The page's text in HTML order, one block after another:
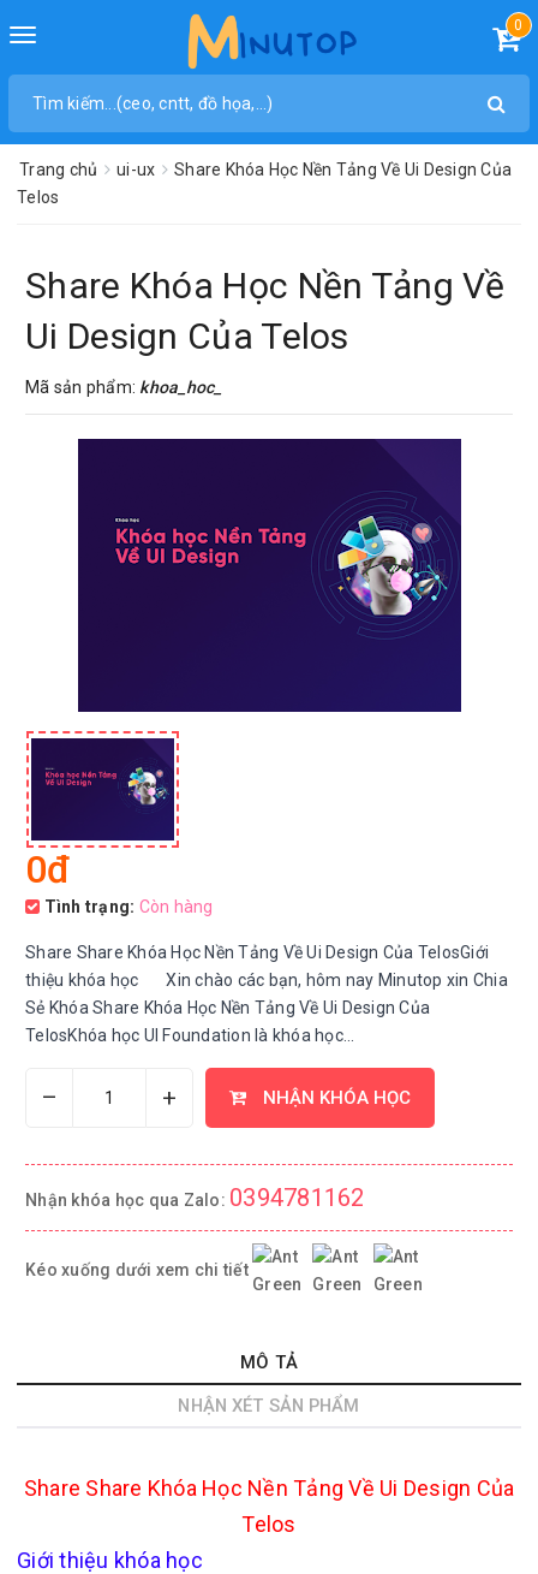
Toggle
0
Trang chủ ui-ux
Share Khóa Học Nền Tảng Về Ui Design Của
Telos
Share Khóa Học Nền Tảng Về
Ui Design Của Telos
Mã sản phẩm: khoa_hoc_
0đ
Tình trạng: Còn hàng
Share Share Khóa Học Nền Tảng Về Ui Design Của TelosGiới
thiệu khóa học Xin chào các bạn, hôm nay Minutop xin Chia
Sẻ Khóa Share Khóa Học Nền Tảng Về Ui Design Của
TelosKhóa học UI Foundation là khóa học...
– + NHẬN KHÓA HỌC
Nhận khóa học qua Zalo: 0394781162
Kéo xuống dưới xem chi tiết
MÔ TẢ
NHẬN XÉT SẢN PHẨM
Share Share Khóa Học Nền Tảng Về Ui Design Của
Telos
Giới thiệu khóa học